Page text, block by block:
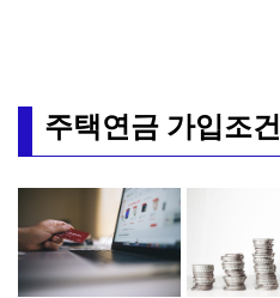
주택연금 가입조건